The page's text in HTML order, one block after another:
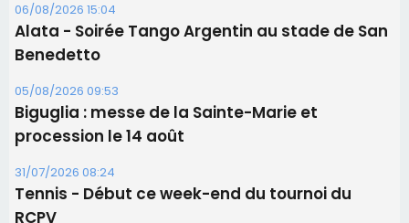
06/08/2026 15:04
Alata - Soirée Tango Argentin au stade de San
Benedetto
05/08/2026 09:53
Biguglia : messe de la Sainte-Marie et
procession le 14 août
31/07/2026 08:24
Tennis - Début ce week-end du tournoi du
RCPV